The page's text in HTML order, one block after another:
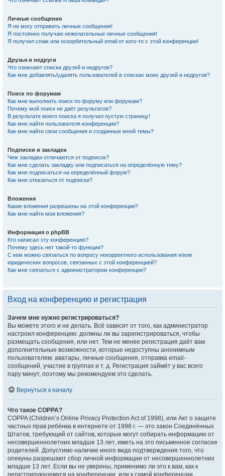
Личные сообщения
Я не могу отправить личные сообщения!
Я постоянно получаю нежелательные личные сообщения!
Я получил спам или оскорбительный email от кого-то с этой конференции!
Друзья и недруги
Что означают списки друзей и недругов?
Как мне добавлять/удалять пользователей в списках моих друзей и недругов?
Поиск по форумам
Как мне выполнить поиск по форуму или форумам?
Почему мой поиск не даёт результатов?
В результате моего поиска я получил пустую страницу!
Как мне найти пользователя конференции?
Как мне найти свои сообщения и созданные мной темы?
Подписки и закладки
Чем закладки отличаются от подписок?
Как мне сделать закладку или подписаться на определённую тему?
Как мне подписаться на определённый форум?
Как мне отказаться от подписки?
Вложения
Какие вложения разрешены на этой конференции?
Как мне найти мои вложения?
Информация о phpBB
Кто написал эту конференцию?
Почему здесь нет такой-то функции?
С кем можно связаться по вопросу некорректного использования и/или
юридических вопросов, связанных с этой конференцией?
Как мне связаться с администратором конференции?
Вход на конференцию и регистрация
Зачем мне нужно регистрироваться?
Вы можете этого и не делать. Всё зависит от того, как администратор
настроил конференцию: должны ли вы зарегистрироваться, чтобы
размещать сообщения, или нет. Тем не менее регистрация даёт вам
дополнительные возможности, которые недоступны анонимным
пользователям: аватары, личные сообщения, отправка email-
сообщений, участие в группах и т. д. Регистрация займёт у вас всего
пару минут, поэтому мы рекомендуем это сделать.
Вернуться к началу
Что такое COPPA?
COPPA (Children’s Online Privacy Protection Act of 1998), или Акт о защите
частных прав ребёнка в интернете от 1998 г. — это закон Соединённых
Штатов, требующий от сайтов, которые могут собирать информацию от
несовершеннолетних младше 13 лет, иметь на это письменное согласие
родителей. Допустимо наличие иного вида подтверждения того, что
опекуны разрешают сбор личной информации от несовершеннолетних
младше 13 лет. Если вы не уверены, применимо ли это к вам, как к
регистрирующемуся на конференции, или к самой конференции,